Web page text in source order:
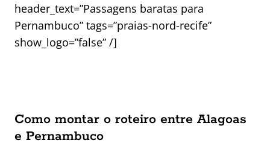
header_text=”Passagens baratas para
Pernambuco” tags=”praias-nord-recife”
show_logo=”false” /]
Como montar o roteiro entre Alagoas
e Pernambuco